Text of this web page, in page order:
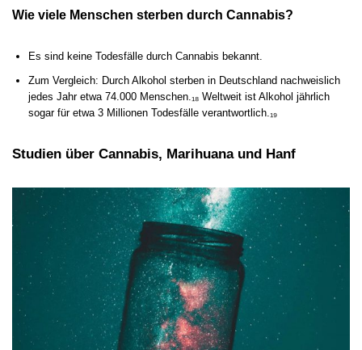
Wie viele Menschen sterben durch Cannabis?
Es sind keine Todesfälle durch Cannabis bekannt.
Zum Vergleich: Durch Alkohol sterben in Deutschland nachweislich
jedes Jahr etwa 74.000 Menschen.₁₈ Weltweit ist Alkohol jährlich
sogar für etwa 3 Millionen Todesfälle verantwortlich.₁₉
Studien über Cannabis, Marihuana und Hanf